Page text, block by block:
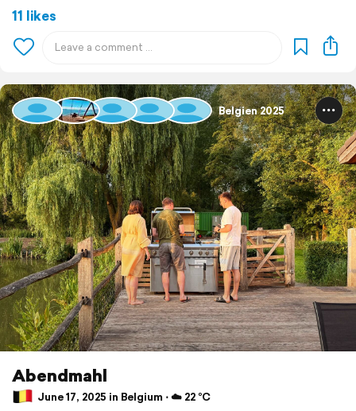
11 likes
Belgien 2025
Abendmahl
June 17, 2025 in Belgium ⋅ ☁️ 22 °C